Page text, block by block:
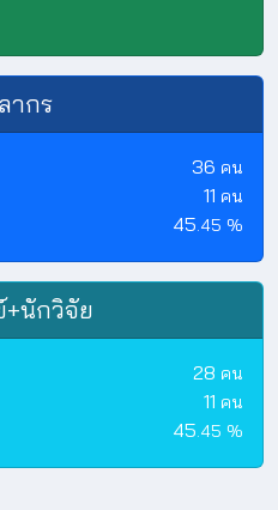
ากร
36 คน
11 คน
45.45 %
+นักวิจัย
28 คน
11 คน
45.45 %